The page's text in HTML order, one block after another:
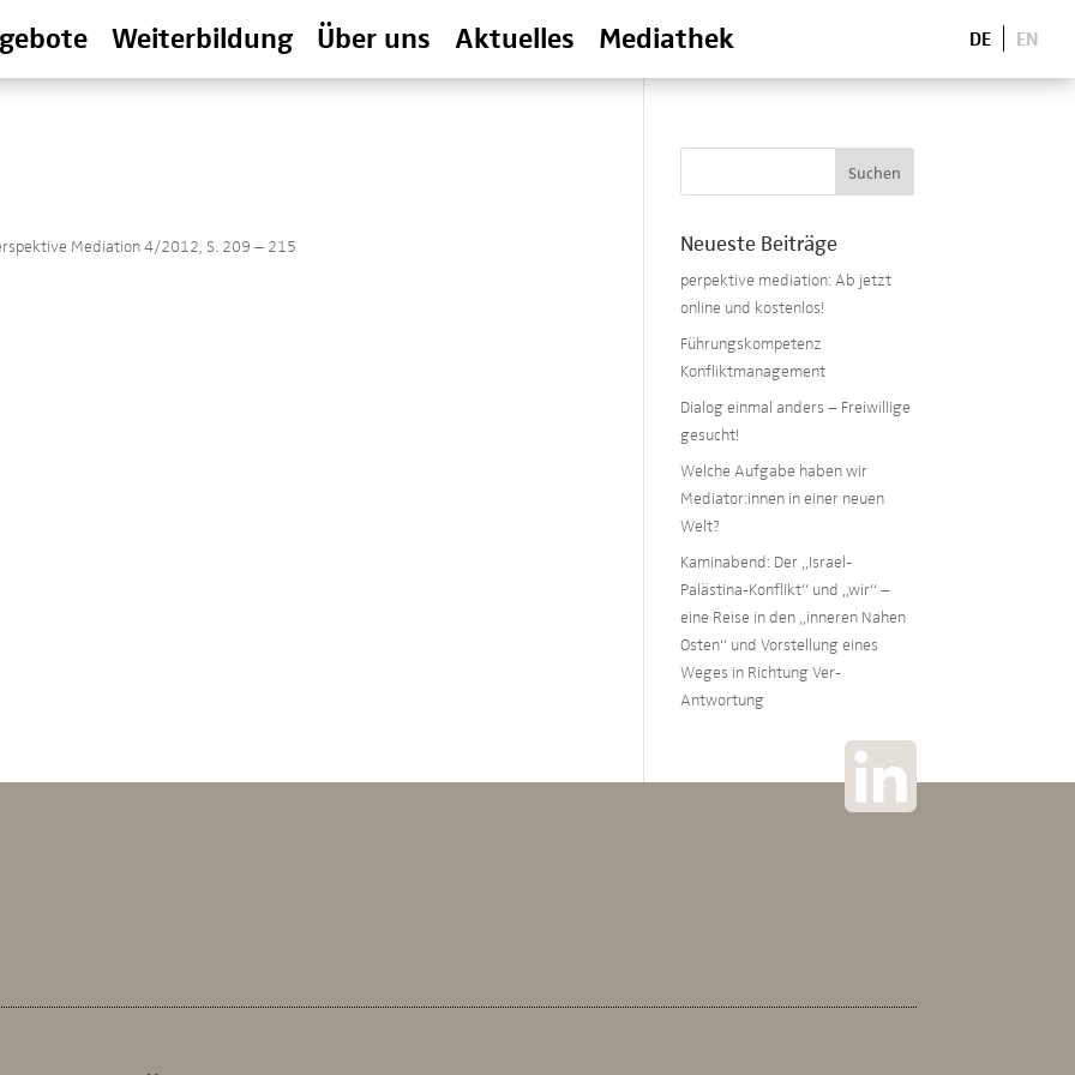
Weiterbildung Über uns Aktuelles Mediathek DE EN
Mediation 4/2012, S. 209 – 215 Neueste Beiträge
perpektive mediation: Ab jetzt
online und kostenlos!
Führungskompetenz
Konfliktmanagement
Dialog einmal anders – Freiwillige
gesucht!
Welche Aufgabe haben wir
Mediator:innen in einer neuen
Welt?
Kaminabend: Der „Israel-
Palästina-Konflikt“ und „wir“ –
eine Reise in den „inneren Nahen
Osten“ und Vorstellung eines
Weges in Richtung Ver-
Antwortung